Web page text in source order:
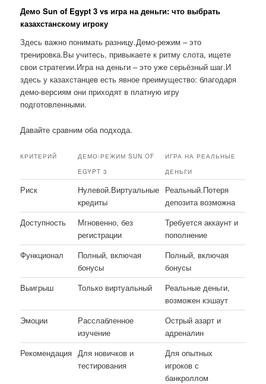
Демо Sun of Egypt 3 vs игра на деньги: что выбрать
казахстанскому игроку
Здесь важно понимать разницу.Демо-режим – это
тренировка.Вы учитесь, привыкаете к ритму слота, ищете
свои стратегии.Игра на деньги – это уже серьёзный шаг.И
здесь у казахстанцев есть явное преимущество: благодаря
демо-версиям они приходят в платную игру
подготовленными.
Давайте сравним оба подхода.
КРИТЕРИЙ
ДЕМО-РЕЖИМ SUN OF
EGYPT 3
ИГРА НА РЕАЛЬНЫЕ
ДЕНЬГИ
Риск
Нулевой.Виртуальные
кредиты
Реальный.Потеря
депозита возможна
Доступность
Мгновенно, без
регистрации
Требуется аккаунт и
пополнение
Функционал
Полный, включая
бонусы
Полный, включая
бонусы
Выигрыш
Только виртуальный
Реальные деньги,
возможен кэшаут
Эмоции
Расслабленное
изучение
Острый азарт и
адреналин
Рекомендация Для новичков и
тестирования
Для опытных
игроков с
банкроллом